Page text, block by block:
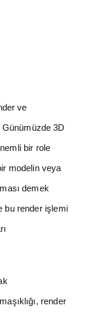
ve
3D
bir role
modelin veya
demek
bu render işlemi
render